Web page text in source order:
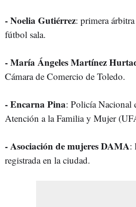
- Noelia Gutiérrez: primera
fútbol sala.
- María Ángeles Martínez
Cámara de Comercio de Toledo.
- Encarna Pina: Policía Nacional
Atención a la Familia y Mujer
- Asociación de mujeres DAMA:
registrada en la ciudad.